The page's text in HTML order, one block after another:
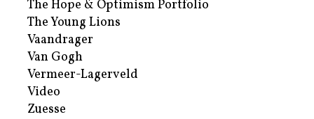
The Hope & Optimism Portfolio
The Young Lions
Vaandrager
Van Gogh
Vermeer-Lagerveld
Video
Zuesse